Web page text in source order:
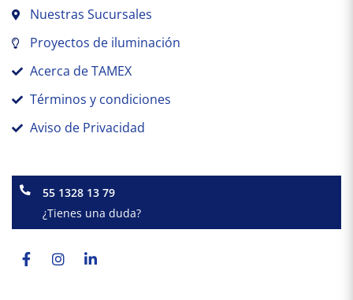
Nuestras Sucursales
Proyectos de iluminación
Acerca de TAMEX
Términos y condiciones
Aviso de Privacidad
55 1328 13 79
¿Tienes una duda?
f